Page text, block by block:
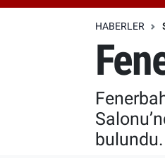
HABERLER
bulundu.
Özel Haberler
Özel Haberler
Haber Arşivi